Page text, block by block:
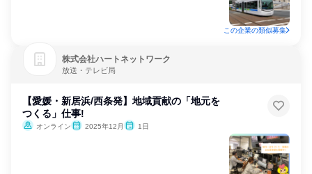
この企業の類似募集
株式会社ハートネットワーク
放送・テレビ局
【愛媛・新居浜/西条発】地域貢献の「地元を
つくる」仕事!
オンライン 2025年12月 1日